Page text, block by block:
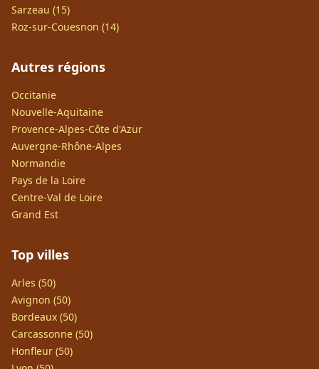
Sarzeau (15)
Roz-sur-Couesnon (14)
Autres régions
Occitanie
Nouvelle-Aquitaine
Provence-Alpes-Côte d'Azur
Auvergne-Rhône-Alpes
Normandie
Pays de la Loire
Centre-Val de Loire
Grand Est
Top villes
Arles (50)
Avignon (50)
Bordeaux (50)
Carcassonne (50)
Honfleur (50)